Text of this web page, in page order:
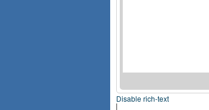
Disable rich-text